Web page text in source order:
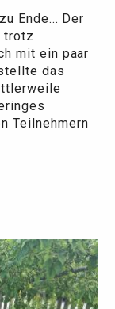
Ende... Der
trotz
mit ein paar
das
Teilnehmern